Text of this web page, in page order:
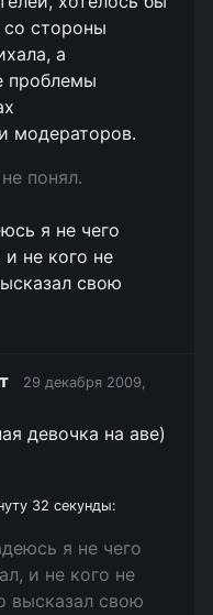
со стороны
а
проблемы
модераторов.
понял.
я не чего
и не кого не
свою
29 декабря 2009,
девочка на аве)
32 секунды:
я не чего
и не кого не
высказал свою